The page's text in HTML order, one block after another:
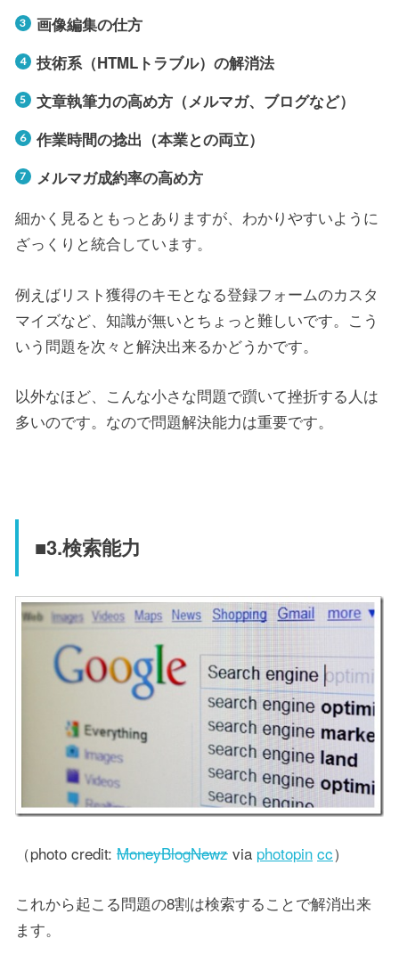
画像編集の仕方
技術系（HTMLトラブル）の解消法
文章執筆力の高め方（メルマガ、ブログなど）
作業時間の捻出（本業との両立）
メルマガ成約率の高め方
細かく見るともっとありますが、わかりやすいように
ざっくりと統合しています。
例えばリスト獲得のキモとなる登録フォームのカスタ
マイズなど、知識が無いとちょっと難しいです。こう
いう問題を次々と解決出来るかどうかです。
以外なほど、こんな小さな問題で躓いて挫折する人は
多いのです。なので問題解決能力は重要です。
■3.検索能力
（photo credit: MoneyBlogNewz via photopin cc）
これから起こる問題の8割は検索することで解消出来
ます。